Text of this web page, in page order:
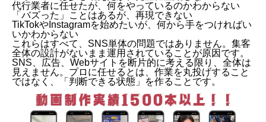
代行業者に任せたが、何をやっているのかわからない
「バズった」ことはあるが、再現できない
TikTokやInstagramを始めたいが、何から手をつければい
いかわからない
これらはすべて、SNS単体の問題ではありません。集客
全体の設計がないまま運用されていることが原因です。
SNS、広告、Webサイトを断片的に考える限り、全体は
見えません。プロに任せるとは、作業を丸投げすること
ではなく、「判断できる状態」を作ることです。